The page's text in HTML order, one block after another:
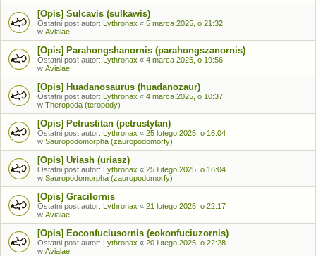
[Opis] Sulcavis (sulkawis)
Ostatni post autor: Lythronax « 5 marca 2025, o 21:32
w Avialae
[Opis] Parahongshanornis (parahongszanornis)
Ostatni post autor: Lythronax « 4 marca 2025, o 19:56
w Avialae
[Opis] Huadanosaurus (huadanozaur)
Ostatni post autor: Lythronax « 4 marca 2025, o 10:37
w Theropoda (teropody)
[Opis] Petrustitan (petrustytan)
Ostatni post autor: Lythronax « 25 lutego 2025, o 16:04
w Sauropodomorpha (zauropodomorfy)
[Opis] Uriash (uriasz)
Ostatni post autor: Lythronax « 25 lutego 2025, o 16:04
w Sauropodomorpha (zauropodomorfy)
[Opis] Gracilornis
Ostatni post autor: Lythronax « 21 lutego 2025, o 22:17
w Avialae
[Opis] Eoconfuciusornis (eokonfuciuzornis)
Ostatni post autor: Lythronax « 20 lutego 2025, o 22:28
w Avialae